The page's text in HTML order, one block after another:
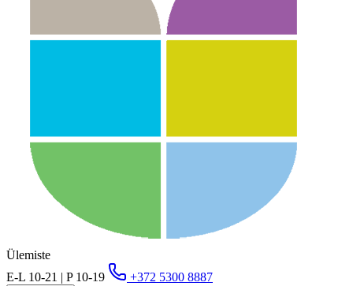
Ülemiste
E-L 10-21 | P 10-19
+372 5300 8887